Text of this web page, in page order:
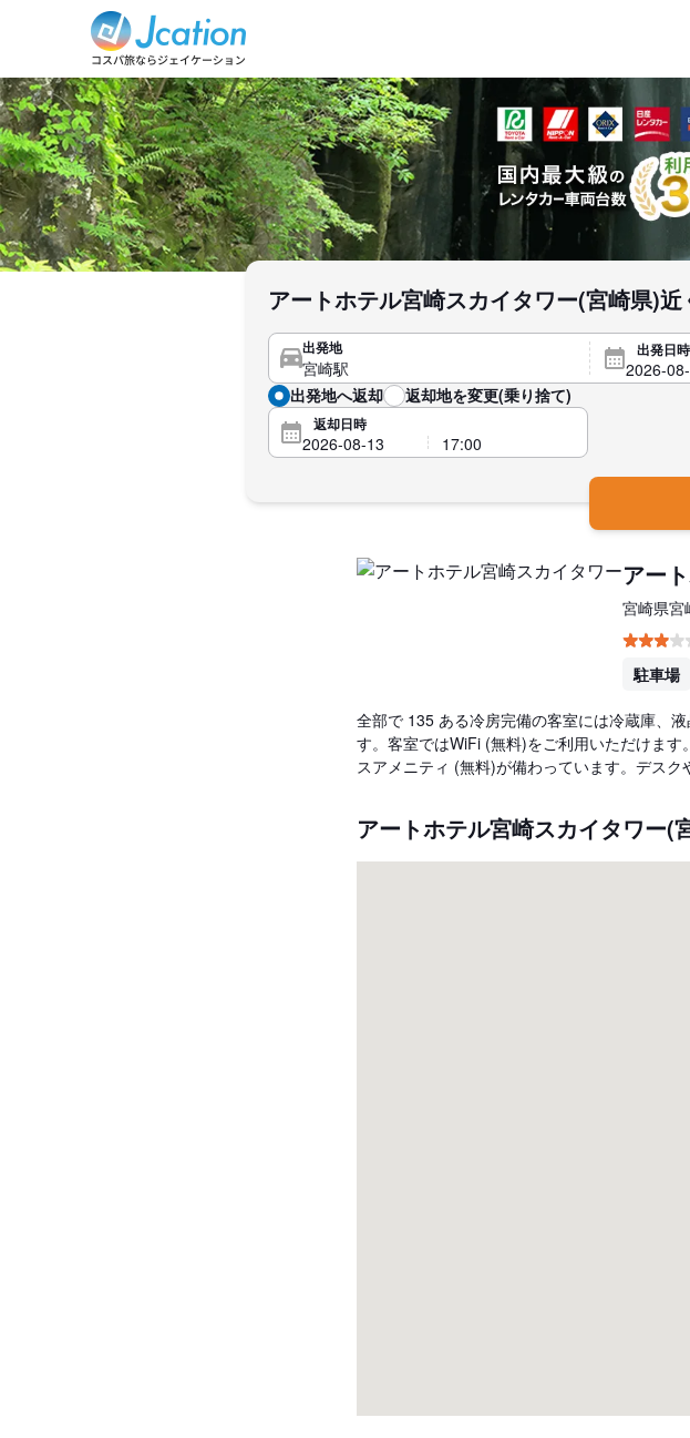
アートホテル宮崎スカイタワー(宮崎県)
出発地 出発日時
出発地へ返却 返却地を変更(乗り捨て)
返却日時
アー
宮崎県宮
駐車場
全部で 135 ある冷房完備の客室には冷蔵庫、
す。客室ではWiFi (無料)をご利用いただけま
スアメニティ (無料)が備わっています。デスク
アートホテル宮崎スカイタワー(